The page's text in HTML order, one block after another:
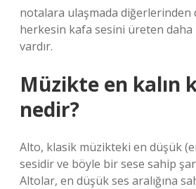
notalara ulaşmada diğerlerinden
herkesin kafa sesini üreten daha
vardır.
Müzikte en kalın
nedir?
Alto, klasik müzikteki en düşük
sesidir ve böyle bir sese sahip
Altolar, en düşük ses aralığına